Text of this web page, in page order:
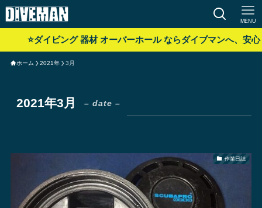
MENU
⭐️ダイビング 器材 オーバーホール ならダイブマンへ、安心
ホーム 2021年 3月
2021年3月 – date –
作業日誌